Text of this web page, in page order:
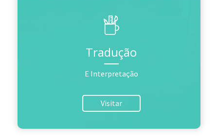
Tradução
E Interpretação
Visitar